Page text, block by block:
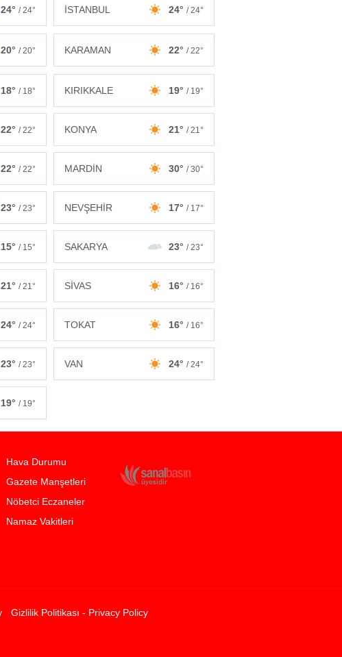
24° / 24° İSTANBUL 24° / 24°
20° / 20° KARAMAN 22° / 22°
18° / 18° KIRIKKALE 19° / 19°
22° / 22° KONYA 21° / 21°
22° / 22° MARDİN 30° / 30°
23° / 23° NEVŞEHİR 17° / 17°
15° / 15° SAKARYA 23° / 23°
21° / 21° SİVAS 16° / 16°
24° / 24° TOKAT 16° / 16°
23° / 23° VAN 24° / 24°
19° / 19°
Hava Durumu
Gazete Manşetleri
Nöbetci Eczaneler
Namaz Vakitleri
Gizlilik Politikası - Privacy Policy